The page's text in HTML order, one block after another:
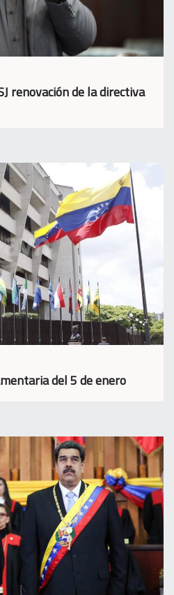
renovación de la directiva
del 5 de enero